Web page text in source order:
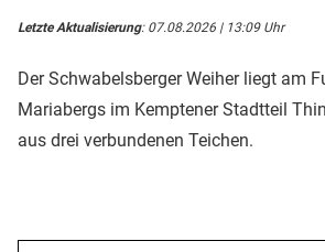
Letzte Aktualisierung: 07.08.2026 | 13:09 Uhr
Der Schwabelsberger Weiher liegt am
Mariabergs im Kemptener Stadtteil
aus drei verbundenen Teichen.